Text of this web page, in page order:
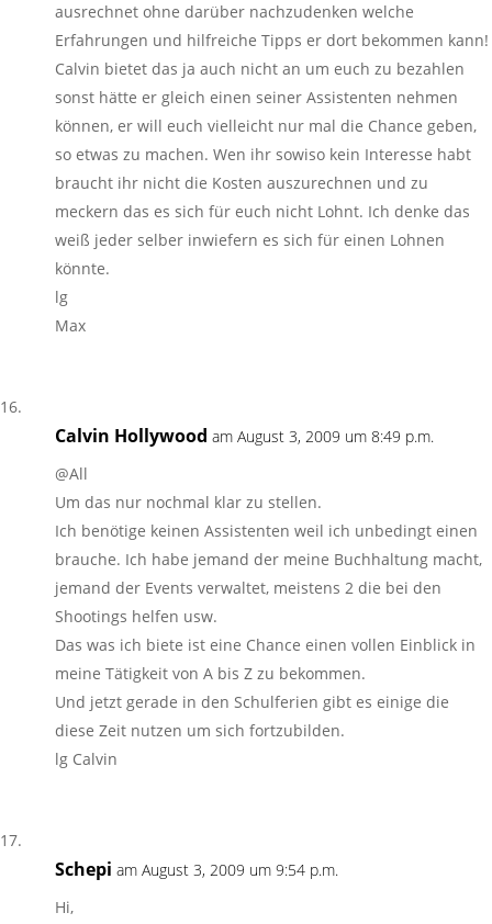
ausrechnet ohne darüber nachzudenken welche
Erfahrungen und hilfreiche Tipps er dort bekommen kann!
Calvin bietet das ja auch nicht an um euch zu bezahlen
sonst hätte er gleich einen seiner Assistenten nehmen
können, er will euch vielleicht nur mal die Chance geben,
so etwas zu machen. Wen ihr sowiso kein Interesse habt
braucht ihr nicht die Kosten auszurechnen und zu
meckern das es sich für euch nicht Lohnt. Ich denke das
weiß jeder selber inwiefern es sich für einen Lohnen
könnte.
lg
Max
Calvin Hollywood am August 3, 2009 um 8:49 p.m.
@All
Um das nur nochmal klar zu stellen.
Ich benötige keinen Assistenten weil ich unbedingt einen
brauche. Ich habe jemand der meine Buchhaltung macht,
jemand der Events verwaltet, meistens 2 die bei den
Shootings helfen usw.
Das was ich biete ist eine Chance einen vollen Einblick in
meine Tätigkeit von A bis Z zu bekommen.
Und jetzt gerade in den Schulferien gibt es einige die
diese Zeit nutzen um sich fortzubilden.
lg Calvin
Schepi am August 3, 2009 um 9:54 p.m.
Hi,